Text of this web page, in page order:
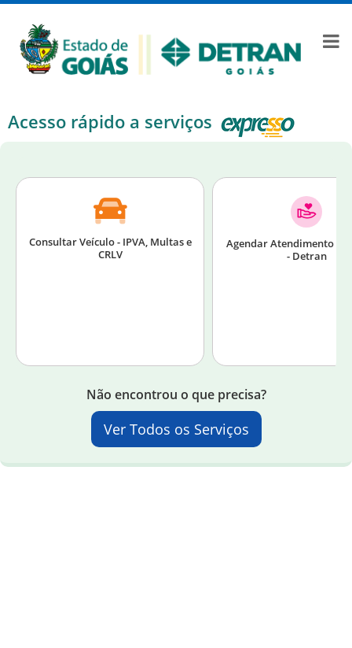
Acesso rápido a serviços
Consultar Veículo - IPVA, Multas e
CRLV
Agendar Atendimento
- Detran
Não encontrou o que precisa?
Ver Todos os Serviços